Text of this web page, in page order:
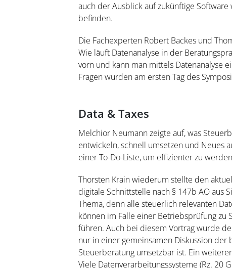
auch der Ausblick auf zukünftige
befinden.
Die Fachexperten Robert Backes und
Wie läuft Datenanalyse in der
vorn und kann man mittels Datenanalyse
Fragen wurden am ersten Tag des
Data & Taxes
Melchior Neumann zeigte auf, was
entwickeln, schnell umsetzen und Neues
einer To-Do-Liste, um effizienter zu
Thorsten Krain wiederum stellte den
digitale Schnittstelle nach § 147b AO aus
Thema, denn alle steuerlich relevanten
können im Falle einer Betriebsprüfung zu
führen. Auch bei diesem Vortrag wurde
nur in einer gemeinsamen Diskussion
Steuerberatung umsetzbar ist. Ein
Viele Datenverarbeitungssysteme (Rz. 20